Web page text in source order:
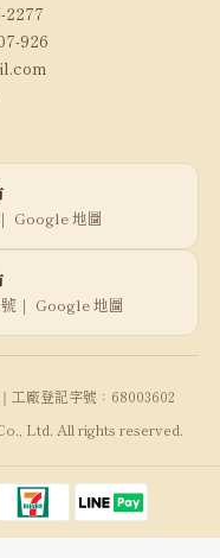
2277
926
Google 地圖
｜ Google 地圖
工廠登記字號：68003602
Ltd. All rights reserved.